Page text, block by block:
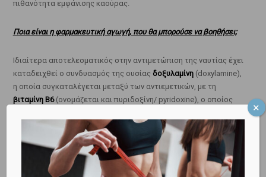
πιθανότητα εμφάνισης καούρας.
Ποια είναι η φαρμακευτική αγωγή, που θα μπορούσε να βοηθήσει;
Ιδιαίτερα αποτελεσματικός στην αντιμετώπιση της ναυτίας έχει
καταδειχθεί ο συνδυασμός της ουσίας δοξυλαμίνη(doxylamine),
η οποία συγκαταλέγεται μεταξύ των αντιεμετικών, με τη
βιταμίνη B6(ονομάζεται και πυριδοξίνη/ pyridoxine), ο οποίος
Nelson-Piercy και συνεργάτες, 2024 ).
Κλείστε ΕΔΩ το ραντεβού σας, για να αντιμετωπίσουμε όποιο
γυναικολογικό θέμα, θέμα εγκυμοσύνης ή θέμα υπογονιμότητας